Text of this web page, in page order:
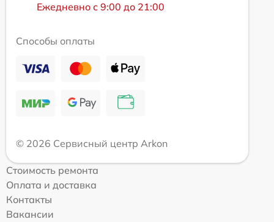
Ежедневно с 9:00 до 21:00
Способы оплаты
© 2026 Сервисный центр Arkon
Стоимость ремонта
Оплата и доставка
Контакты
Вакансии